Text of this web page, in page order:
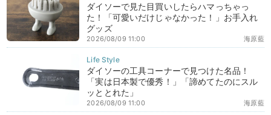
ダイソーで見た目買いしたらハマっちゃっ
た！「可愛いだけじゃなかった！」お手入れ
グッズ
海原藍
2026/08/09 11:00
ダイソーの工具コーナーで見つけた名品！
「実は日本製で優秀！」「諦めてたのにスル
ッととれた」
海原藍
2026/08/09 11:00